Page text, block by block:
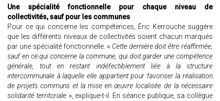
Une spécialité fonctionnelle pour chaque niveau de
collectivités, sauf pour les communes
Pour ce qui concerne les compétences, Éric Kerrouche suggère
que les différents niveaux de collectivités soient chacun marqués
par une spécialité fonctionnelle. « Cette dernière doit être réaffirmée,
sauf en ce qui concerne la commune, qui doit garder une compétence
générale, tout en restant indéfectiblement liée à la structure
intercommunale à laquelle elle appartient pour favoriser la réalisation
de projets communs et la mise en œuvre localisée de la nécessaire
solidarité territoriale », explique-t-il. En séance publique, sa collègue